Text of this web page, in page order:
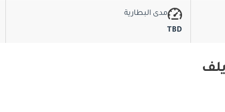
مدى البطارية
TBD